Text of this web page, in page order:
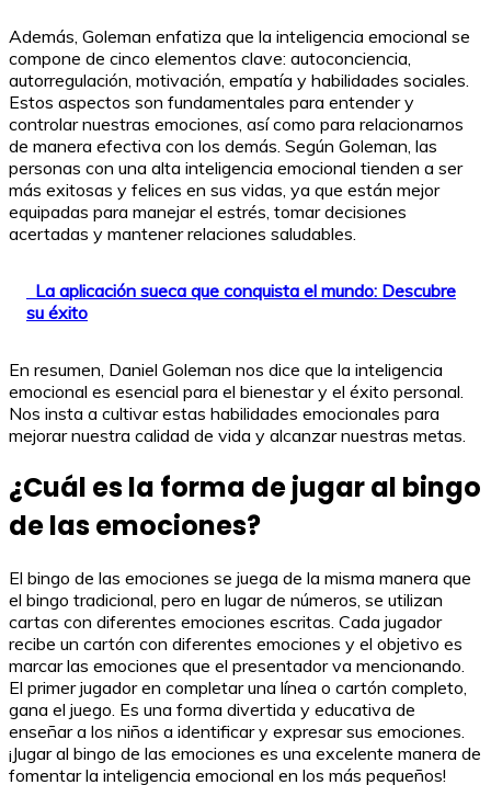
Además, Goleman enfatiza que la inteligencia emocional se
compone de cinco elementos clave: autoconciencia,
autorregulación, motivación, empatía y habilidades sociales.
Estos aspectos son fundamentales para entender y
controlar nuestras emociones, así como para relacionarnos
de manera efectiva con los demás. Según Goleman, las
personas con una alta inteligencia emocional tienden a ser
más exitosas y felices en sus vidas, ya que están mejor
equipadas para manejar el estrés, tomar decisiones
acertadas y mantener relaciones saludables.
La aplicación sueca que conquista el mundo: Descubre
su éxito
En resumen, Daniel Goleman nos dice que la inteligencia
emocional es esencial para el bienestar y el éxito personal.
Nos insta a cultivar estas habilidades emocionales para
mejorar nuestra calidad de vida y alcanzar nuestras metas.
¿Cuál es la forma de jugar al bingo
de las emociones?
El bingo de las emociones se juega de la misma manera que
el bingo tradicional, pero en lugar de números, se utilizan
cartas con diferentes emociones escritas. Cada jugador
recibe un cartón con diferentes emociones y el objetivo es
marcar las emociones que el presentador va mencionando.
El primer jugador en completar una línea o cartón completo,
gana el juego. Es una forma divertida y educativa de
enseñar a los niños a identificar y expresar sus emociones.
¡Jugar al bingo de las emociones es una excelente manera de
fomentar la inteligencia emocional en los más pequeños!